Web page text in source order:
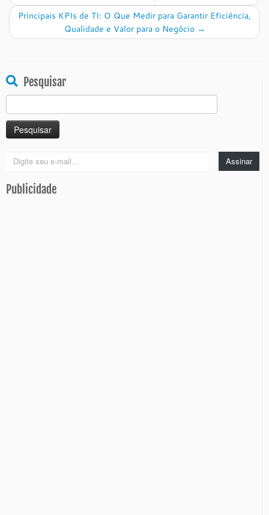
Principais KPIs de TI: O Que Medir para Garantir Eficiência,
Qualidade e Valor para o Negócio →
Pesquisar
por:
Digite
e-
mail…
Assinar
Publicidade